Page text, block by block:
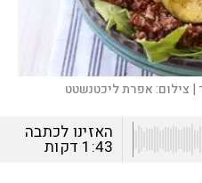
| צילום:אפרת ליכטנשטט
האזינו לכתבה
1:43 דקות